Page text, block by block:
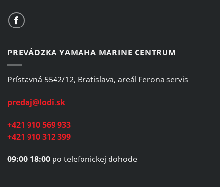
PREVÁDZKA YAMAHA MARINE CENTRUM
Prístavná 5542/12, Bratislava, areál Ferona servis
predaj@lodi.sk
+421 910 569 933
+421 910 312 399
09:00-18:00 po telefonickej dohode